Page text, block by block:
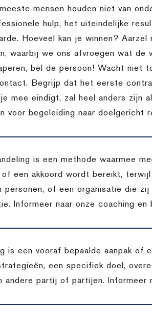
mensen houden niet van
hulp, het uiteindelijke
Hoeveel kan je winnen?
waarbij we ons afvroegen wat
bel de persoon! Wacht niet
Begrijp dat het eerste
mee eindigt, zal heel anders zijn
voor begeleiding naar doelgericht
is een methode waarmee
een akkoord wordt bereikt,
personen, of een organisatie die
Informeer naar onze coaching en
is een vooraf bepaalde aanpak of
een specifiek doel,
andere partij of partijen. Informeer